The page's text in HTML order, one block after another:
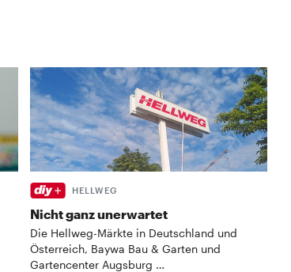
HELLWEG
Nicht ganz unerwartet
Die Hellweg-Märkte in Deutschland und
Österreich, Baywa Bau & Garten und
Gartencenter Augsburg …